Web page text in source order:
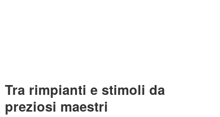
Tra rimpianti e stimoli da
preziosi maestri